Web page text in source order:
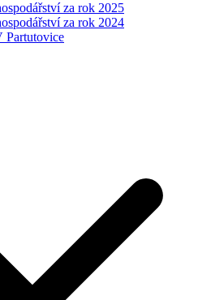
za rok 2025
za rok 2024
Partutovice